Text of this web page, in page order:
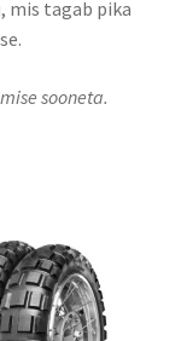
mis tagab pika
sooneta.